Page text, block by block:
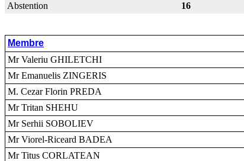
Abstention
16
Membre
Mr Valeriu GHILETCHI
Mr Emanuelis ZINGERIS
M. Cezar Florin PREDA
Mr Tritan SHEHU
Mr Serhii SOBOLIEV
Mr Viorel-Riceard BADEA
Mr Titus CORLATEAN